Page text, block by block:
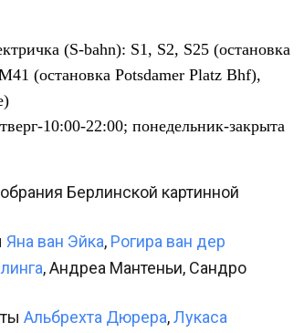
(S-bahn): S1, S2, S25 (остановка
(остановка Potsdamer Platz Bhf),
10:00-22:00; понедельник-закрыта
Берлинской картинной
Яна ван Эйка, Рогира ван дер
, Андреа Мантеньи, Сандро
Альбрехта Дюрера,Лукаса